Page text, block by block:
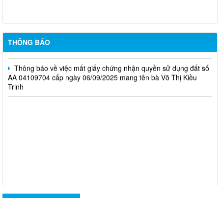
THÔNG BÁO
BH 420249
Thông báo về việc mất giấy chứng nhận quyền sử dụng đất số
AA 04109704 cấp ngày 06/09/2025 mang tên bà Võ Thị Kiều
Trinh